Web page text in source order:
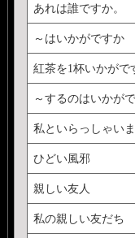
あれは誰ですか。
～はいかがですか
紅茶を1杯いかがで
～するのはいかがで
私といらっしゃいま
ひどい風邪
親しい友人
私の親しい友だち